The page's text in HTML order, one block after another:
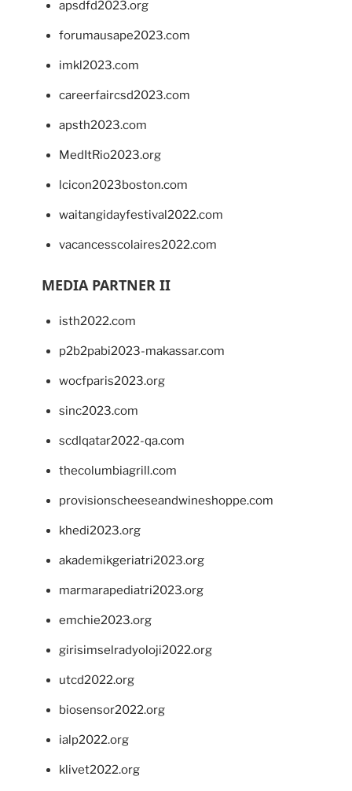
apsdfd2023.org
forumausape2023.com
imkl2023.com
careerfaircsd2023.com
apsth2023.com
MedItRio2023.org
lcicon2023boston.com
waitangidayfestival2022.com
vacancesscolaires2022.com
MEDIA PARTNER II
isth2022.com
p2b2pabi2023-makassar.com
wocfparis2023.org
sinc2023.com
scdlqatar2022-qa.com
thecolumbiagrill.com
provisionscheeseandwineshoppe.com
khedi2023.org
akademikgeriatri2023.org
marmarapediatri2023.org
emchie2023.org
girisimselradyoloji2022.org
utcd2022.org
biosensor2022.org
ialp2022.org
klivet2022.org